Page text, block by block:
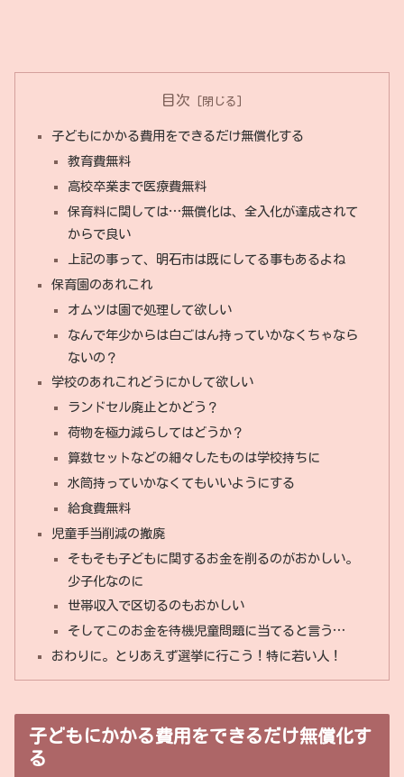
目次
子どもにかかる費用をできるだけ無償化する
教育費無料
高校卒業まで医療費無料
保育料に関しては…無償化は、全入化が達成されて
からで良い
上記の事って、明石市は既にしてる事もあるよね
保育園のあれこれ
オムツは園で処理して欲しい
なんで年少からは白ごはん持っていかなくちゃなら
ないの？
学校のあれこれどうにかして欲しい
ランドセル廃止とかどう？
荷物を極力減らしてはどうか？
算数セットなどの細々したものは学校持ちに
水筒持っていかなくてもいいようにする
給食費無料
児童手当削減の撤廃
そもそも子どもに関するお金を削るのがおかしい。
少子化なのに
世帯収入で区切るのもおかしい
そしてこのお金を待機児童問題に当てると言う…
おわりに。とりあえず選挙に行こう！特に若い人！
子どもにかかる費用をできるだけ無償化す
る